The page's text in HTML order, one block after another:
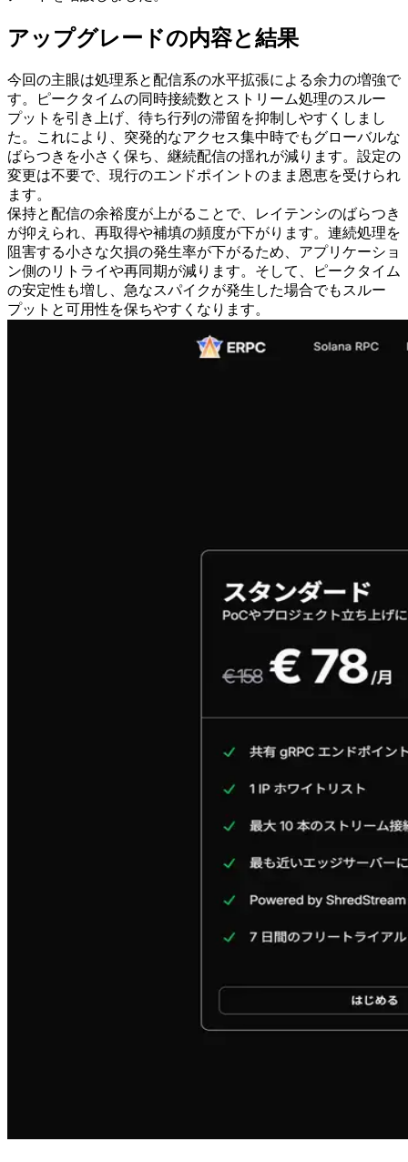
アップグレードの内容と結果
今回の主眼は処理系と配信系の水平拡張による余力の増強で
す。ピークタイムの同時接続数とストリーム処理のスルー
プットを引き上げ、待ち行列の滞留を抑制しやすくしまし
た。これにより、突発的なアクセス集中時でもグローバルな
ばらつきを小さく保ち、継続配信の揺れが減ります。設定の
変更は不要で、現行のエンドポイントのまま恩恵を受けられ
ます。
保持と配信の余裕度が上がることで、レイテンシのばらつき
が抑えられ、再取得や補填の頻度が下がります。連続処理を
阻害する小さな欠損の発生率が下がるため、アプリケーショ
ン側のリトライや再同期が減ります。そして、ピークタイム
の安定性も増し、急なスパイクが発生した場合でもスルー
プットと可用性を保ちやすくなります。